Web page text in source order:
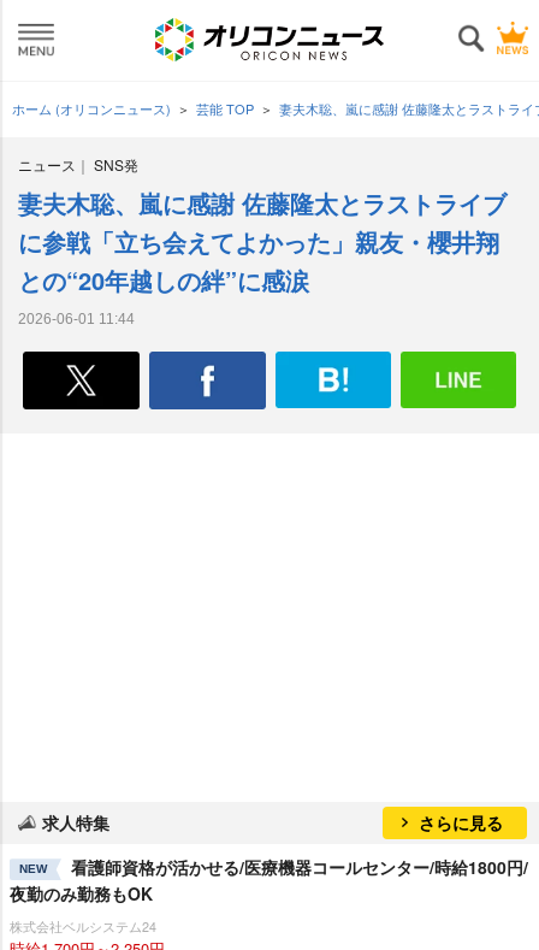
ホーム (オリコンニュース) 芸能 TOP 妻夫木聡、嵐に感謝 佐藤隆太とラストラ
ニュース SNS発
妻夫木聡、嵐に感謝 佐藤隆太とラストライブ
に参戦「立ち会えてよかった」親友・櫻井翔
との“20年越しの絆”に感涙
2026-06-01 11:44
求人特集 さらに見る
NEW
看護師資格が活かせる/医療機器コールセンター/時給1800円/
夜勤のみ勤務もOK
株式会社ベルシステム24